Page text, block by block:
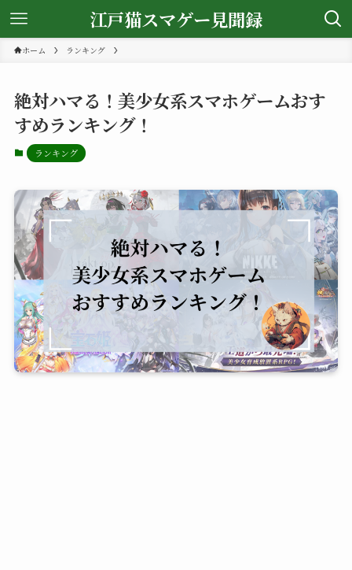
江戸猫スマゲー見聞録
ホーム ランキング
絶対ハマる！美少女系スマホゲームおす
すめランキング！
ランキング